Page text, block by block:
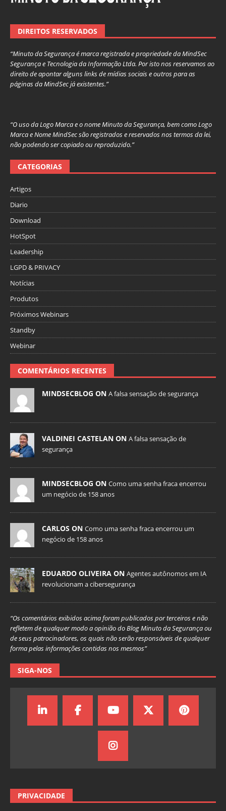
DIREITOS RESERVADOS
“Minuto da Segurança é marca registrada e propriedade da MindSec
Segurança e Tecnologia da Informação Ltda. Por isto nos reservamos ao
direito de apontar alguns links de mídias sociais e outros para as
páginas da MindSec já existentes.”
“O uso da Logo Marca e o nome Minuto da Segurança, bem como Logo
Marca e Nome MindSec são registrados e reservados nos termos da lei,
não podendo ser copiado ou reproduzido.”
CATEGORIAS
Artigos
Diario
Download
HotSpot
Leadership
LGPD & PRIVACY
Notícias
Produtos
Próximos Webinars
Standby
Webinar
COMENTÁRIOS RECENTES
MINDSECBLOG ON A falsa sensação de segurança
VALDINEI CASTELAN ON A falsa sensação de
segurança
MINDSECBLOG ON Como uma senha fraca encerrou
um negócio de 158 anos
CARLOS ON Como uma senha fraca encerrou um
negócio de 158 anos
EDUARDO OLIVEIRA ON Agentes autônomos em IA
revolucionam a cibersegurança
“Os comentários exibidos acima foram publicados por terceiros e não
refletem de qualquer modo a opinião do Blog Minuto da Segurança ou
de seus patrocinadores, os quais não serão responsáveis de qualquer
forma pelas informações contidas nos mesmos”
SIGA-NOS
PRIVACIDADE